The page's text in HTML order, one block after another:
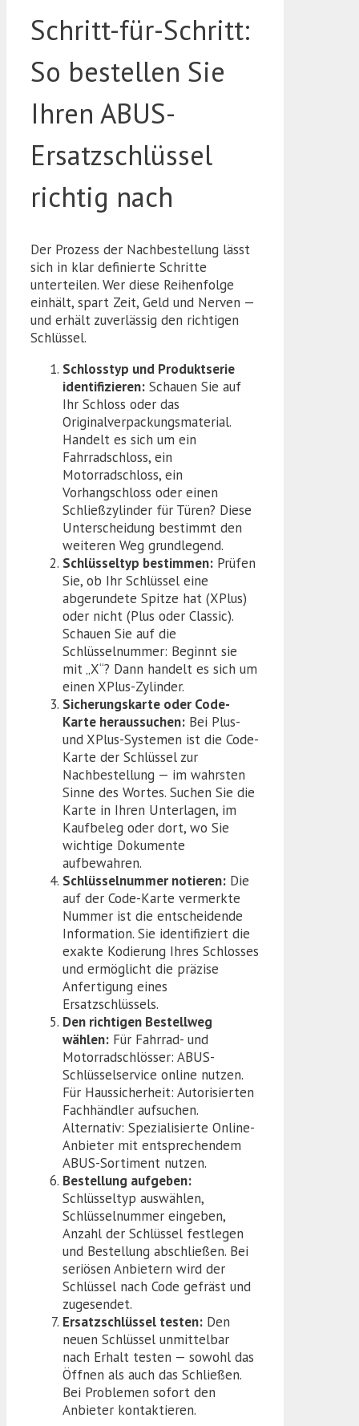
Schritt-für-Schritt:
So bestellen Sie
Ihren ABUS-
Ersatzschlüssel
richtig nach
Der Prozess der Nachbestellung lässt
sich in klar definierte Schritte
unterteilen. Wer diese Reihenfolge
einhält, spart Zeit, Geld und Nerven —
und erhält zuverlässig den richtigen
Schlüssel.
Schlosstyp und Produktserie
identifizieren: Schauen Sie auf
Ihr Schloss oder das
Originalverpackungsmaterial.
Handelt es sich um ein
Fahrradschloss, ein
Motorradschloss, ein
Vorhangschloss oder einen
Schließzylinder für Türen? Diese
Unterscheidung bestimmt den
weiteren Weg grundlegend.
Schlüsseltyp bestimmen: Prüfen
Sie, ob Ihr Schlüssel eine
abgerundete Spitze hat (XPlus)
oder nicht (Plus oder Classic).
Schauen Sie auf die
Schlüsselnummer: Beginnt sie
mit „X“? Dann handelt es sich um
einen XPlus-Zylinder.
Sicherungskarte oder Code-
Karte heraussuchen: Bei Plus-
und XPlus-Systemen ist die Code-
Karte der Schlüssel zur
Nachbestellung — im wahrsten
Sinne des Wortes. Suchen Sie die
Karte in Ihren Unterlagen, im
Kaufbeleg oder dort, wo Sie
wichtige Dokumente
aufbewahren.
Schlüsselnummer notieren: Die
auf der Code-Karte vermerkte
Nummer ist die entscheidende
Information. Sie identifiziert die
exakte Kodierung Ihres Schlosses
und ermöglicht die präzise
Anfertigung eines
Ersatzschlüssels.
Den richtigen Bestellweg
wählen: Für Fahrrad- und
Motorradschlösser: ABUS-
Schlüsselservice online nutzen.
Für Haussicherheit: Autorisierten
Fachhändler aufsuchen.
Alternativ: Spezialisierte Online-
Anbieter mit entsprechendem
ABUS-Sortiment nutzen.
Bestellung aufgeben:
Schlüsseltyp auswählen,
Schlüsselnummer eingeben,
Anzahl der Schlüssel festlegen
und Bestellung abschließen. Bei
seriösen Anbietern wird der
Schlüssel nach Code gefräst und
zugesendet.
Ersatzschlüssel testen: Den
neuen Schlüssel unmittelbar
nach Erhalt testen — sowohl das
Öffnen als auch das Schließen.
Bei Problemen sofort den
Anbieter kontaktieren.